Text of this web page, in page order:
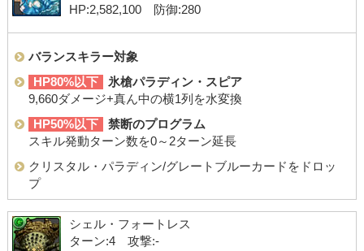
HP:2,582,100 防御:280
バランスキラー対象
HP80%以下
氷槍パラディン・スピア
9,660ダメージ+真ん中の横1列を水変換
HP50%以下
禁断のプログラム
スキル発動ターン数を0～2ターン延長
クリスタル・パラディン/グレートブルーカードをドロッ
プ
シェル・フォートレス
ターン:4 攻撃:-